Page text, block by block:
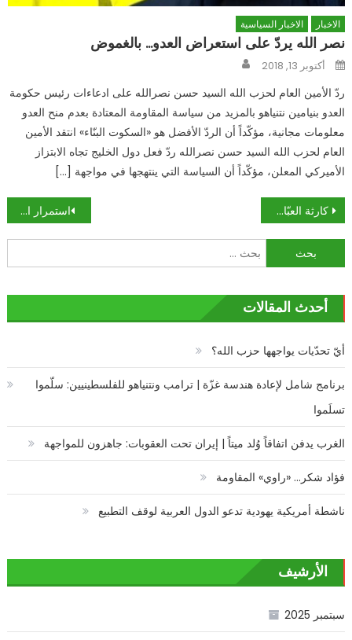
الاخبار الاخبار السياسية
نصر الله يردّ على استعراض العدو… بالغموض
Posted
onأكتوبر 13, 2018
ردّ الأمين العام لحزب الله السيد حسن نصرالله على ادعاءات رئيس حكومة
العدو بنيامين نتنياهو بالمزيد من سياسة المقاومة المعتادة بعدم منح العدو
معلومات مجانية، مؤكّداً أن الردّ الأفضل هو «السكوت البنّاء» انتقد الأمين
العام لحزب الله السيد حسن نصرالله ردّ فعل دول الخليج تجاه الابتزاز
الأميركي المعلن، مؤكّداً أن السياسة التي ينتهجها في مواجهة […]
تصفّح
المقالات
استمرار الاستنفار على الحدود الغربيّة بعد معلومات عن تحصّن دواعش قرب العراق كارثة العبّارة: 90 مفقوداً… والعاكوب هارب!
البحث
عن:
أحدث المقالات
أيّ تحدّيات يواجهها حزب الله؟
برنامج شامل لإعادة هندسة غزّة | ترامب ونتنياهو للفلسطينيين: سلّموا
تسلَموا
الغرب يدفن اتفاقاً وُلد ميتاً | إيران تحت العقوبات: جاهزون للمواجهة
فؤاد شكر… «راوي» المقاومة
ناشطة أمريكية يهودية تدعو الدول العربية لوقف التطبيع
الأرشيف
سبتمبر 2025